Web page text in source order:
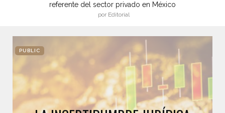
referente del sector privado en México
por Editorial
PUBLIC